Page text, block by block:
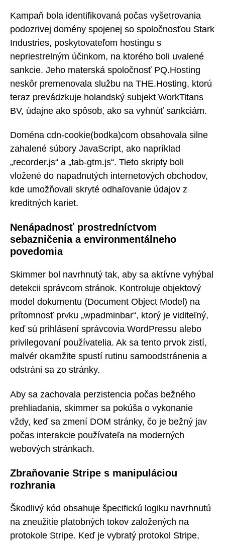
Kampaň bola identifikovaná počas vyšetrovania
podozrivej domény spojenej so spoločnosťou Stark
Industries, poskytovateľom hostingu s
nepriestrelným účinkom, na ktorého boli uvalené
sankcie. Jeho materská spoločnosť PQ.Hosting
neskôr premenovala službu na THE.Hosting, ktorú
teraz prevádzkuje holandský subjekt WorkTitans
BV, údajne ako spôsob, ako sa vyhnúť sankciám.
Doména cdn-cookie(bodka)com obsahovala silne
zahalené súbory JavaScript, ako napríklad
„recorder.js“ a „tab-gtm.js“. Tieto skripty boli
vložené do napadnutých internetových obchodov,
kde umožňovali skryté odhaľovanie údajov z
kreditných kariet.
Nenápadnosť prostredníctvom
sebazničenia a environmentálneho
povedomia
Skimmer bol navrhnutý tak, aby sa aktívne vyhýbal
detekcii správcom stránok. Kontroluje objektový
model dokumentu (Document Object Model) na
prítomnosť prvku „wpadminbar“, ktorý je viditeľný,
keď sú prihlásení správcovia WordPressu alebo
privilegovaní používatelia. Ak sa tento prvok zistí,
malvér okamžite spustí rutinu samoodstránenia a
odstráni sa zo stránky.
Aby sa zachovala perzistencia počas bežného
prehliadania, skimmer sa pokúša o vykonanie
vždy, keď sa zmení DOM stránky, čo je bežný jav
počas interakcie používateľa na moderných
webových stránkach.
Zbraňovanie Stripe s manipuláciou
rozhrania
Škodlivý kód obsahuje špecifickú logiku navrhnutú
na zneužitie platobných tokov založených na
protokole Stripe. Keď je vybratý protokol Stripe,